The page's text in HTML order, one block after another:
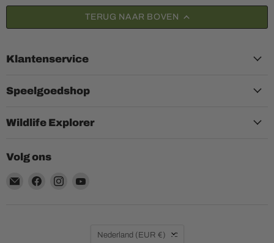
TERUG NAAR BOVEN
Klantenservice
Speelgoedshop
Wildlife Explorer
Volg ons
Email
Vind
Vind
Land
Nederland (EUR €)